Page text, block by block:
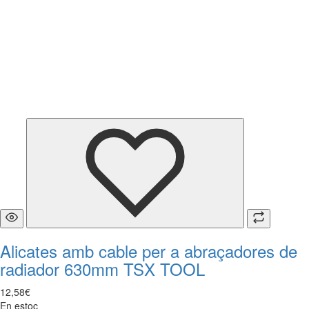
Alicates amb cable per a abraçadores de
radiador 630mm TSX TOOL
12,58€
En estoc